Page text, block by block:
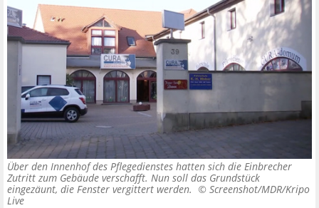
Über den Innenhof des Pflegedienstes hatten sich die Einbrecher
Zutritt zum Gebäude verschafft. Nun soll das Grundstück
eingezäunt, die Fenster vergittert werden. © Screenshot/MDR/Kripo
Live